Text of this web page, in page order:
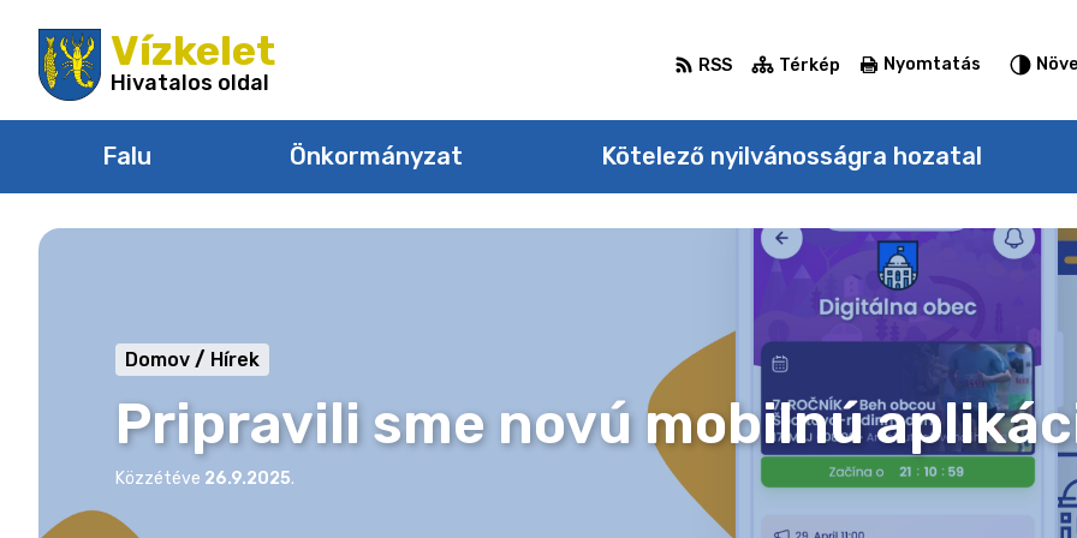
a
tartalomra
Vízkelet
Hivatalos oldal
Falu Önkormányzat Kötelező nyilvánosságra hozatal
RSS Térkép Nyomtatás
Pripravili sme novú mobilnú
Domov Hírek
Közzétéve 26.9.2025.